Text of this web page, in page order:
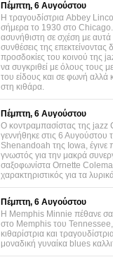
Πέμπτη, 6 Αυγούστου
Η τραγουδίστρια Abbey
σήμερα το 1930 στο
ασυνήθιστη σε σχέση με αυτά
συνθέσεις της επεκτείνοντας
προσδοκίες του κοινού της
να συγκριθεί με όλους τους
του είδους και σε φωνή αλλά
στη κιθάρα.
Πέμπτη, 6 Αυγούστου
Ο κοντραμπασίστας της jazz
γεννήθηκε στις 6 Αυγούστου
Shenandoah της Iowa, έγινε
γνωστός για την μακρά
σαξοφωνίστα Ornette
χαρακτηριστικός για τα
Πέμπτη, 6 Αυγούστου
Η Memphis Minnie πέθανε
στο Memphis του Tennessee,
κιθαρίστρια και
μοναδική γυναίκα blues